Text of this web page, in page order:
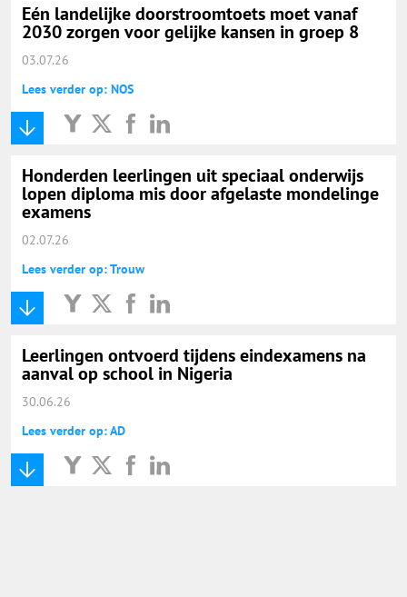
Eén landelijke doorstroomtoets moet vanaf
2030 zorgen voor gelijke kansen in groep 8
03.07.26
Lees verder op: NOS
Honderden leerlingen uit speciaal onderwijs
lopen diploma mis door afgelaste mondelinge
examens
02.07.26
Lees verder op: Trouw
Leerlingen ontvoerd tijdens eindexamens na
aanval op school in Nigeria
30.06.26
Lees verder op: AD